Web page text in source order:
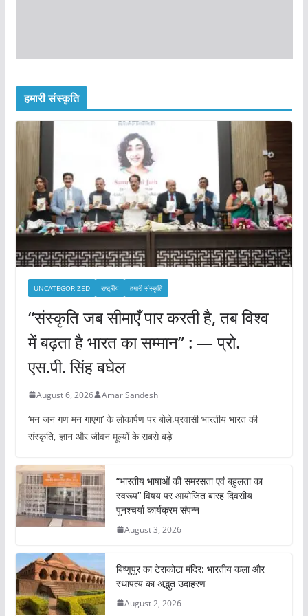
हमारी संस्कृति
UNCATEGORIZED राष्ट्रीय हमारी संस्कृति
“संस्कृति जब सीमाएँ पार करती है, तब विश्व
में बढ़ता है भारत का सम्मान” : — प्रो.
एस.पी. सिंह बघेल
August 6, 2026 Amar Sandesh
‘मन जन गण मन गाएगा’ के लोकार्पण पर बोले,प्रवासी भारतीय भारत की
संस्कृति, ज्ञान और जीवन मूल्यों के सबसे बड़े
“भारतीय भाषाओं की समरसता एवं बहुलता का
स्वरूप” विषय पर आयोजित बारह दिवसीय
पुनश्चर्या कार्यक्रम संपन्न
August 3, 2026
बिष्णुपुर का टेराकोटा मंदिर: भारतीय कला और
स्थापत्य का अद्भुत उदाहरण
August 2, 2026